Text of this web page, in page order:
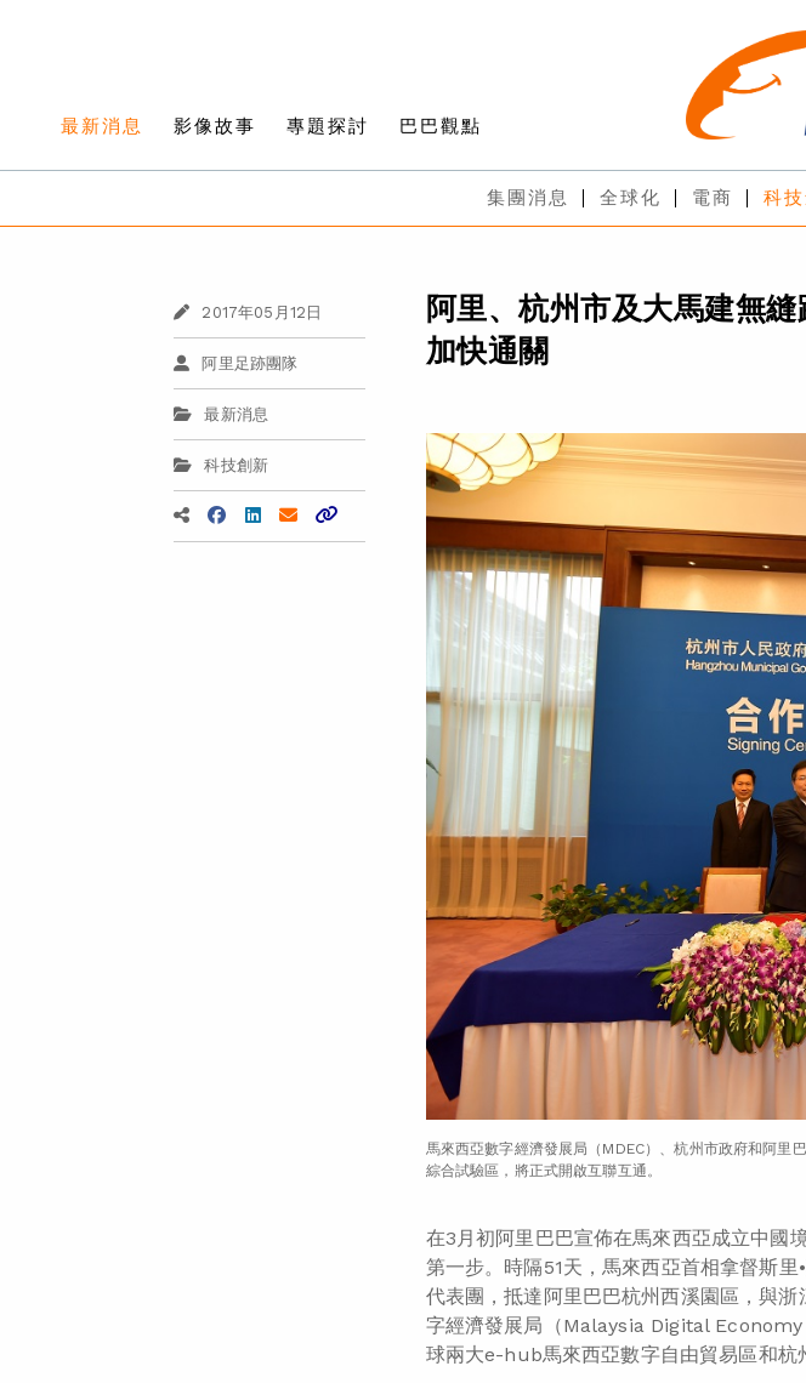
最新消息 影像故事 專題探討 巴巴觀點
集團消息 全球化 電商 科
2017年05月12日
阿里足跡團隊
最新消息
科技創新
阿里、杭州市及大馬建無
加快通關
馬來西亞數字經濟發展局（MDEC）、杭州市政府和阿
綜合試驗區，將正式開啟互聯互通。
在3月初阿里巴巴宣佈在馬來西亞成立中國
第一步。時隔51天，馬來西亞首相拿督斯
代表團，抵達阿里巴巴杭州西溪園區，與
字經濟發展局（Malaysia Digital
球兩大e-hub馬來西亞數字自由貿易區和杭